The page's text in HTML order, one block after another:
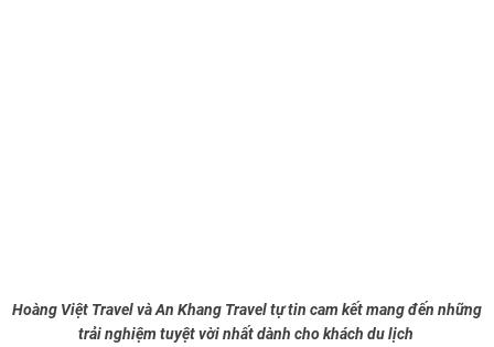
Hoàng Việt Travel và An Khang Travel tự tin cam kết mang đến những
trải nghiệm tuyệt vời nhất dành cho khách du lịch